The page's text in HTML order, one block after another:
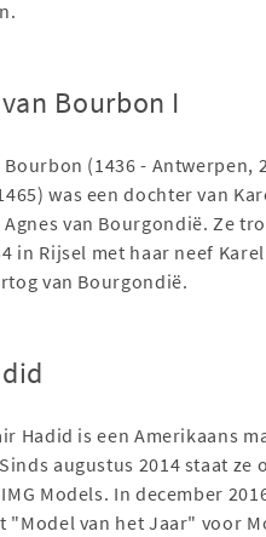
Bourbon I
(1436 - Antwerpen,
was een dochter van
van Bourgondië. Ze
in Rijsel met haar neef
van Bourgondië.
Hadid is een Amerikaans
augustus 2014 staat ze
Models. In december
"Model van het Jaar" voor